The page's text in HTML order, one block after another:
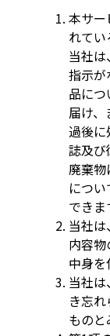
本サー
れてい
当社は
指示が
品に
届け
過後に
誌及び
廃棄物
につ
できま
当社は
内容
中身を
当社
き忘
ものと